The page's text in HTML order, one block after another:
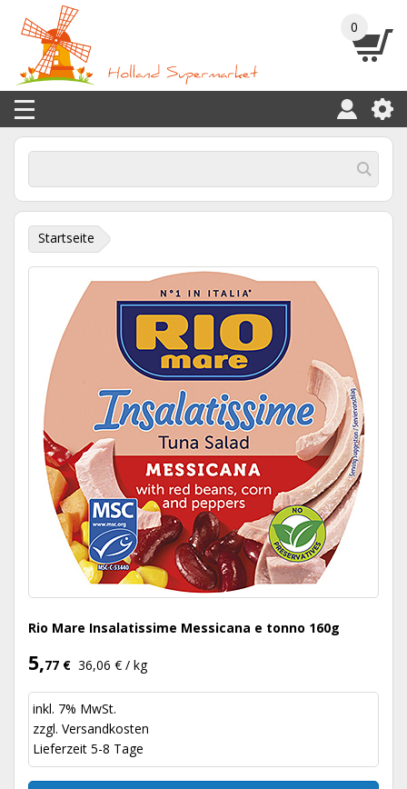
0
Startseite
Rio Mare Insalatissime Messicana e tonno 160g
5,77 € 36,06 € / kg
inkl. 7% MwSt.
zzgl. Versandkosten
Lieferzeit 5-8 Tage